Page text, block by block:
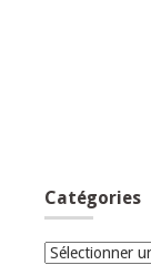
Catégories
Catégories